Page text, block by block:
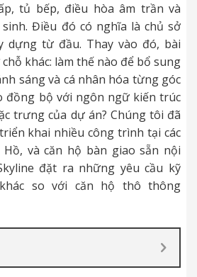
tủ bếp, điều hòa âm trần và
Điều đó có nghĩa là chủ sở
dựng từ đầu. Thay vào đó, bài
khác: làm thế nào để bổ sung
sáng và cá nhân hóa từng góc
đồng bộ với ngôn ngữ kiến trúc
trưng của dự án? Chúng tôi đã
khai nhiều công trình tại các
và căn hộ bàn giao sẵn nội
đặt ra những yêu cầu kỹ
so với căn hộ thô thông